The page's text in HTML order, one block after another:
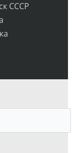
СССР